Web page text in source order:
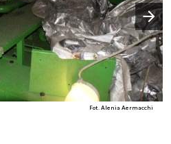
Fot. Alenia Aermacchi
Następny slajd